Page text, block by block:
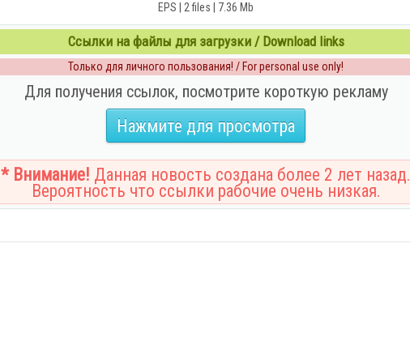
EPS | 2 files | 7.36 Mb
Ссылки на файлы для загрузки / Download links
Только для личного пользования! / For personal use only!
Для получения ссылок, посмотрите короткую рекламу
Нажмите для просмотра
* Внимание! Данная новость создана более 2 лет назад.
Вероятность что ссылки рабочие очень низкая.